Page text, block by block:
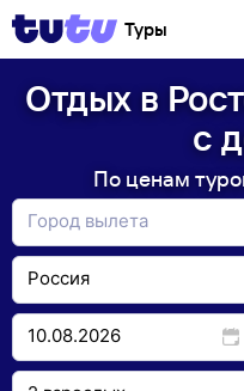
Туры
Отдых в
с
По ценам